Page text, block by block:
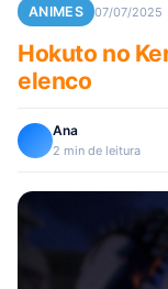
ANIMES 07/07/2025
Hokuto no
elenco
Ana
2 min de leitura